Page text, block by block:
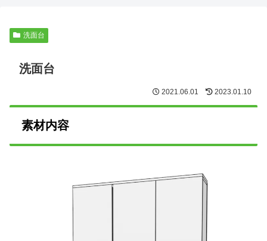
洗面台
洗面台
2021.06.01 2023.01.10
素材内容